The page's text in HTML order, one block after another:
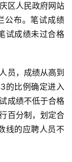
区人民政府网站
公布。笔试成绩
试成绩未过合格
员，成绩从高到
的比例确定进入
成绩不低于合格
百分制，划定合
线的应聘人员不